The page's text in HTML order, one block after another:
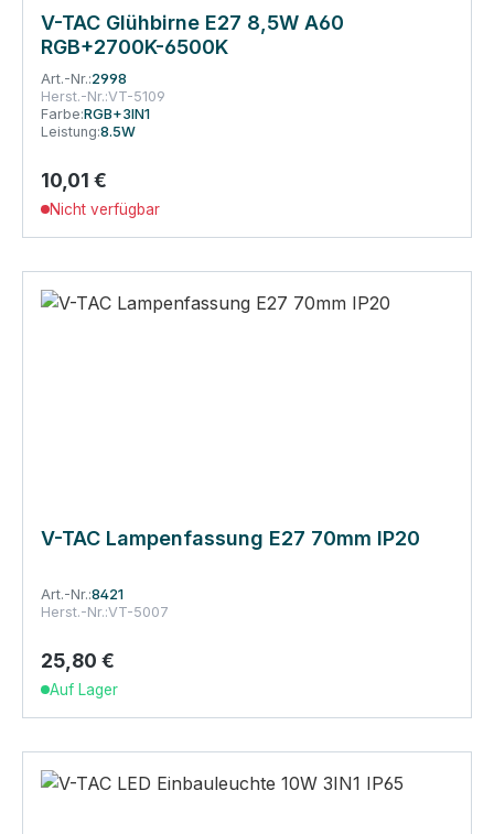
V-TAC Glühbirne E27 8,5W A60
RGB+2700K-6500K
Art.-Nr.:2998
Herst.-Nr.:VT-5109
Farbe:RGB+3IN1
Leistung:8.5W
Regulärer Preis:
10,01 €
Nicht verfügbar
V-TAC Lampenfassung E27 70mm IP20
Art.-Nr.:8421
Herst.-Nr.:VT-5007
Regulärer Preis:
25,80 €
Auf Lager